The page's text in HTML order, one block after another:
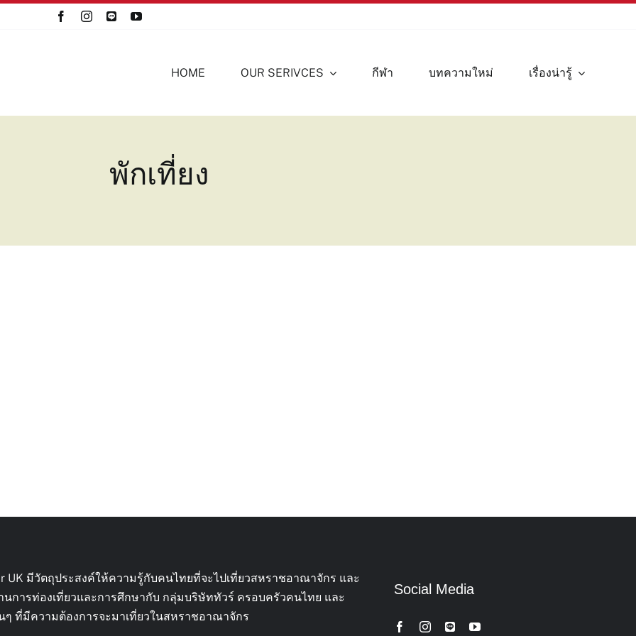
HOME
OUR SERIVCES กีฬา บทความใหม่ เรื่องน่ารู้
พักเที่ยง
UK มีวัตถุประสงค์ให้ความรู้กับคนไทยที่จะไปเที่ยวสหราชอาณาจักร และ
นการท่องเที่ยวและการศึกษากับ กลุ่มบริษัททัวร์ ครอบครัวคนไทย และ
ๆ ที่มีความต้องการจะมาเที่ยวในสหราชอาณาจักร
Social Media